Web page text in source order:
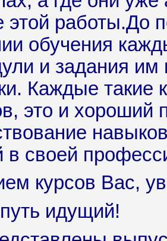
этой работы.До
обучения
и задания
Каждые такие
это и хороший
в своей
курсов Вас,
идущий!